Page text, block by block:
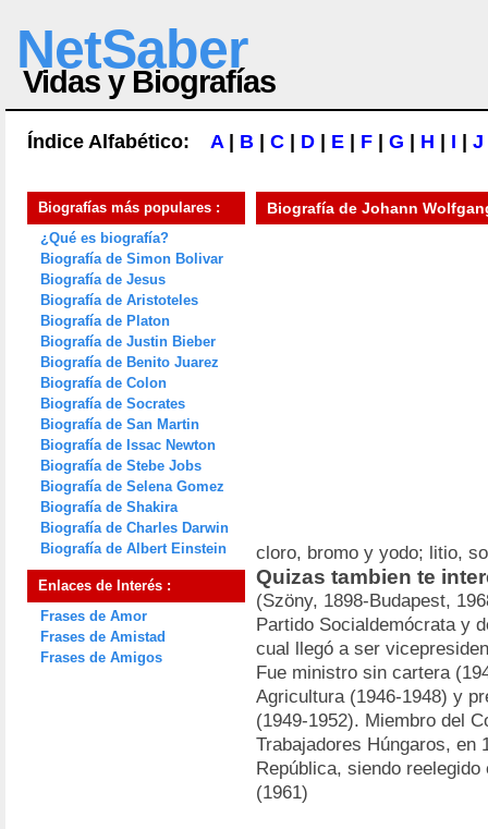
NetSaber
Vidas y Biografías
Índice Alfabético: A| B C D E F G H I J
Biografías más populares :
¿Qué es biografía?
Biografía de Simon Bolivar
Biografía de Jesus
Biografía de Aristoteles
Biografía de Platon
Biografía de Justin Bieber
Biografía de Benito Juarez
Biografía de Colon
Biografía de Socrates
Biografía de San Martin
Biografía de Issac Newton
Biografía de Stebe Jobs
Biografía de Selena Gomez
Biografía de Shakira
Biografía de Charles Darwin
Biografía de Albert Einstein
Enlaces de Interés :
Frases de Amor
Frases de Amistad
Frases de Amigos
Biografía de Johann
cloro, bromo y yodo; litio,
Quizas tambien te
(Szöny, 1898-Budapest,
Partido Socialdemócrata y
cual llegó a ser
Fue ministro sin cartera
Agricultura (1946-1948) y
(1949-1952). Miembro del
Trabajadores Húngaros, en
República, siendo
(1961)